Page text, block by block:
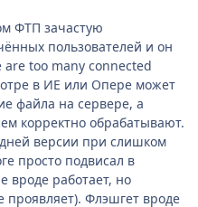
ФТП зачастую
пользователей и он
too many connected
в ИЕ или Опере может
файла на сервере, а
корректно обрабатывают.
версии при слишком
просто подвисал в
вроде работает, но
проявляет). Флэшгет вроде